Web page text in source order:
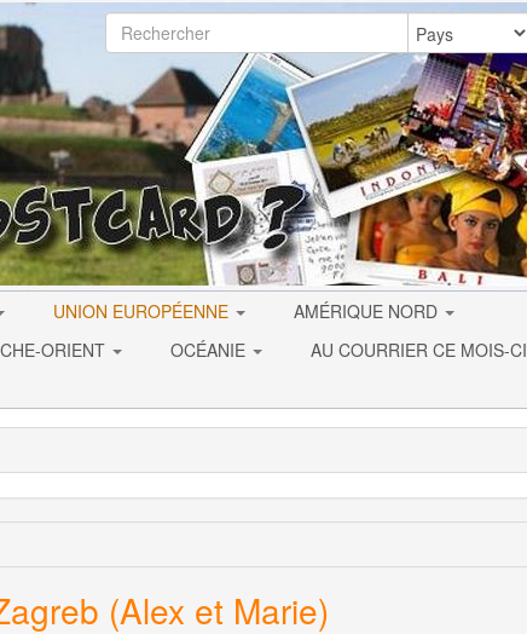
UNION EUROPÉENNE
AMÉRIQUE NORD
ORIENT OCÉANIE
AU COURRIER CE MOIS-CI
(Alex et Marie)